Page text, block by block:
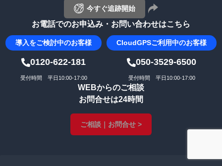
今すぐ追跡開始
お電話でのお申込み・お問い合わせはこちら
導入をご検討中のお客様 CloudGPSご利用中のお客様
0120-622-181 050-3529-6500
受付時間 平日10:00-17:00 受付時間 平日10:00-17:00
WEBからのご相談
お問合せは24時間
ご相談｜お問合せ >